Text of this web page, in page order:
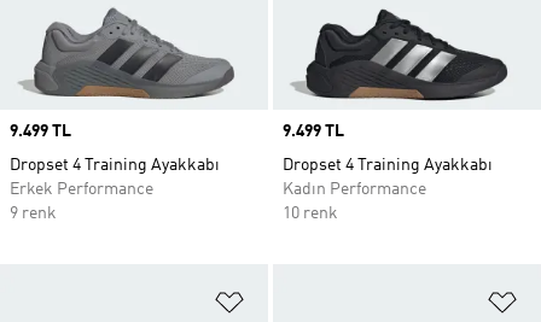
Price
9.499 TL
Dropset 4 Training Ayakkabı
Erkek Performance
9 renk
Price
9.499 TL
Dropset 4 Training Ayakkabı
Kadın Performance
10 renk